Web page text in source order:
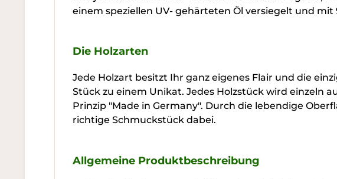
einem speziellen UV- gehärteten Öl versiegelt und mit
Die Holzarten
Jede Holzart besitzt Ihr ganz eigenes Flair und die
Stück zu einem Unikat. Jedes Holzstück wird einzeln
Prinzip "Made in Germany". Durch die lebendige
richtige Schmuckstück dabei.
Allgemeine Produktbeschreibung